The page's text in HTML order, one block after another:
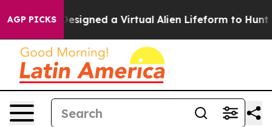
AGP PICKSDesigned a Virtual Alien Lifeform to Hunt for